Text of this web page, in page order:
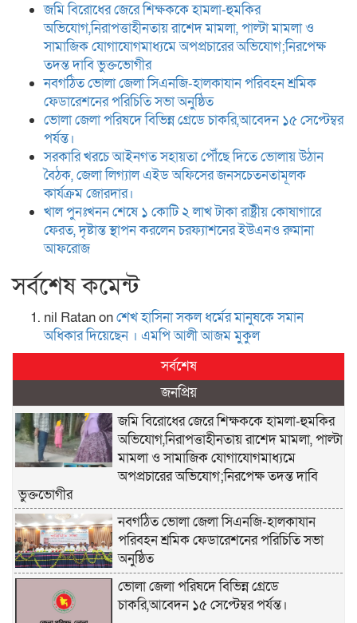
জমি বিরোধের জেরে শিক্ষককে হামলা-হুমকির
অভিযোগ,নিরাপত্তাহীনতায় রাশেদ মামলা, পাল্টা মামলা ও
সামাজিক যোগাযোগমাধ্যমে অপপ্রচারের অভিযোগ;নিরপেক্ষ
তদন্ত দাবি ভুক্তভোগীর
নবগঠিত ভোলা জেলা সিএনজি-হালকাযান পরিবহন শ্রমিক
ফেডারেশনের পরিচিতি সভা অনুষ্ঠিত
ভোলা জেলা পরিষদে বিভিন্ন গ্রেডে চাকরি,আবেদন ১৫ সেপ্টেম্বর
পর্যন্ত।
সরকারি খরচে আইনগত সহায়তা পৌঁছে দিতে ভোলায় উঠান
বৈঠক, জেলা লিগ্যাল এইড অফিসের জনসচেতনতামূলক
কার্যক্রম জোরদার।
খাল পুনঃখনন শেষে ১ কোটি ২ লাখ টাকা রাষ্ট্রীয় কোষাগারে
ফেরত, দৃষ্টান্ত স্থাপন করলেন চরফ্যাশনের ইউএনও রুমানা
আফরোজ
সর্বশেষ কমেন্ট
nil Ratanonশেখ হা‌সিনা সকল ধ‌র্মের মানু‌ষকে সমান
অ‌ধিকার দি‌য়ে‌ছেন । এম‌পি আলী আজম মুকুল
সর্বশেষ
জনপ্রিয়
জমি বিরোধের জেরে শিক্ষককে হামলা-হুমকির
অভিযোগ,নিরাপত্তাহীনতায় রাশেদ মামলা, পাল্টা
মামলা ও সামাজিক যোগাযোগমাধ্যমে
অপপ্রচারের অভিযোগ;নিরপেক্ষ তদন্ত দাবি
ভুক্তভোগীর
নবগঠিত ভোলা জেলা সিএনজি-হালকাযান
পরিবহন শ্রমিক ফেডারেশনের পরিচিতি সভা
অনুষ্ঠিত
ভোলা জেলা পরিষদে বিভিন্ন গ্রেডে
চাকরি,আবেদন ১৫ সেপ্টেম্বর পর্যন্ত।